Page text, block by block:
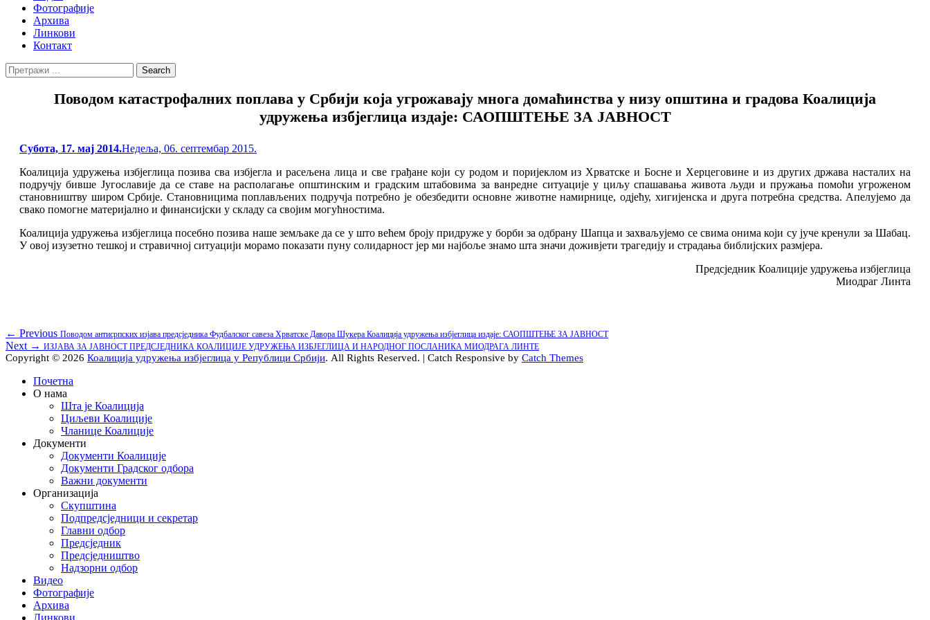
Фотографије
Архива
Линкови
Контакт
Search
Search
for:
Повoдом катастрофалних поплава у Србији која угрожавају многа домаћинства у низу општина и градова Коалиција
удружења избјеглица издаје: САОПШТЕЊЕ ЗА ЈАВНОСТ
Posted
Субота, 17. мај 2014.Недеља, 06. септембар 2015.
Коалиција удружења избјеглица позива сва избјегла и расељена лица и све грађане који су родом и поријеклом из Хрватске и Босне и Херцеговине и из других држава насталих на
подручју бивше Југославије да се ставе на располагање општинским и градским штабовима за ванредне ситуације у циљу спашавања живота људи и пружања помоћи угроженом
становништву широм Србије. Становницима поплављених подручја потребно је обезбедити основне животне намирнице, одјећу, хигијенска и друга потребна средства. Апелујемо да
свако помогне материјално и финансијски у складу са својим могућностима.
Коалиција удружења избјеглица посебно позива наше земљаке да се у што већем броју придруже у борби за одбрану Шапца и захваљујемо се свима онима који су јуче кренули за Шабац.
У овој изузетно тешкој и стравичној ситуацији морамо показати пуну солидарност јер ми најбоље знамо шта значи доживјети трагедију и страдања библијских размјера.
Предсједник Коалиције удружења избјеглица
Миодраг Линта
Кретање
чланка
← Previous Previous
post:
Повoдом антисрпских изјава предсједника Фудбалског савеза Хрватске Давора Шукера Коалиција удружења избјеглица издаје: САОПШТЕЊЕ ЗА ЈАВНОСТ
Next → Next
post:
ИЗЈАВА ЗА ЈАВНОСТ ПРЕДСЈЕДНИКА КОАЛИЦИЈЕ УДРУЖЕЊА ИЗБЈЕГЛИЦА И НАРОДНОГ ПОСЛАНИКА МИОДРАГА ЛИНТЕ
Copyright © 2026 Коалиција удружења избјеглица у Републици Србији. All Rights Reserved. | Catch Responsive by Catch Themes
Почетна
О нама
Шта је Коалиција
Циљеви Коалиције
Чланице Коалиције
Документи
Документи Коалиције
Документи Градског одбора
Важни документи
Организација
Скупштина
Подпредсједници и секретар
Главни одбор
Предсједник
Предсједништво
Надзорни одбор
Видео
Фотографије
Архива
Линкови